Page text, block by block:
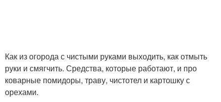
Как из огорода с чистыми руками выходить, как отмыть
руки и смягчить. Средства, которые работают, и про
коварные помидоры, траву, чистотел и картошку с
орехами.